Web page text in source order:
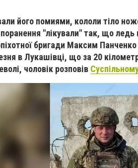
його помиями, кололи тіло
поранення "лікували" так, що
бригади Максим
в Лукашівці, що за 20
чоловік розповів